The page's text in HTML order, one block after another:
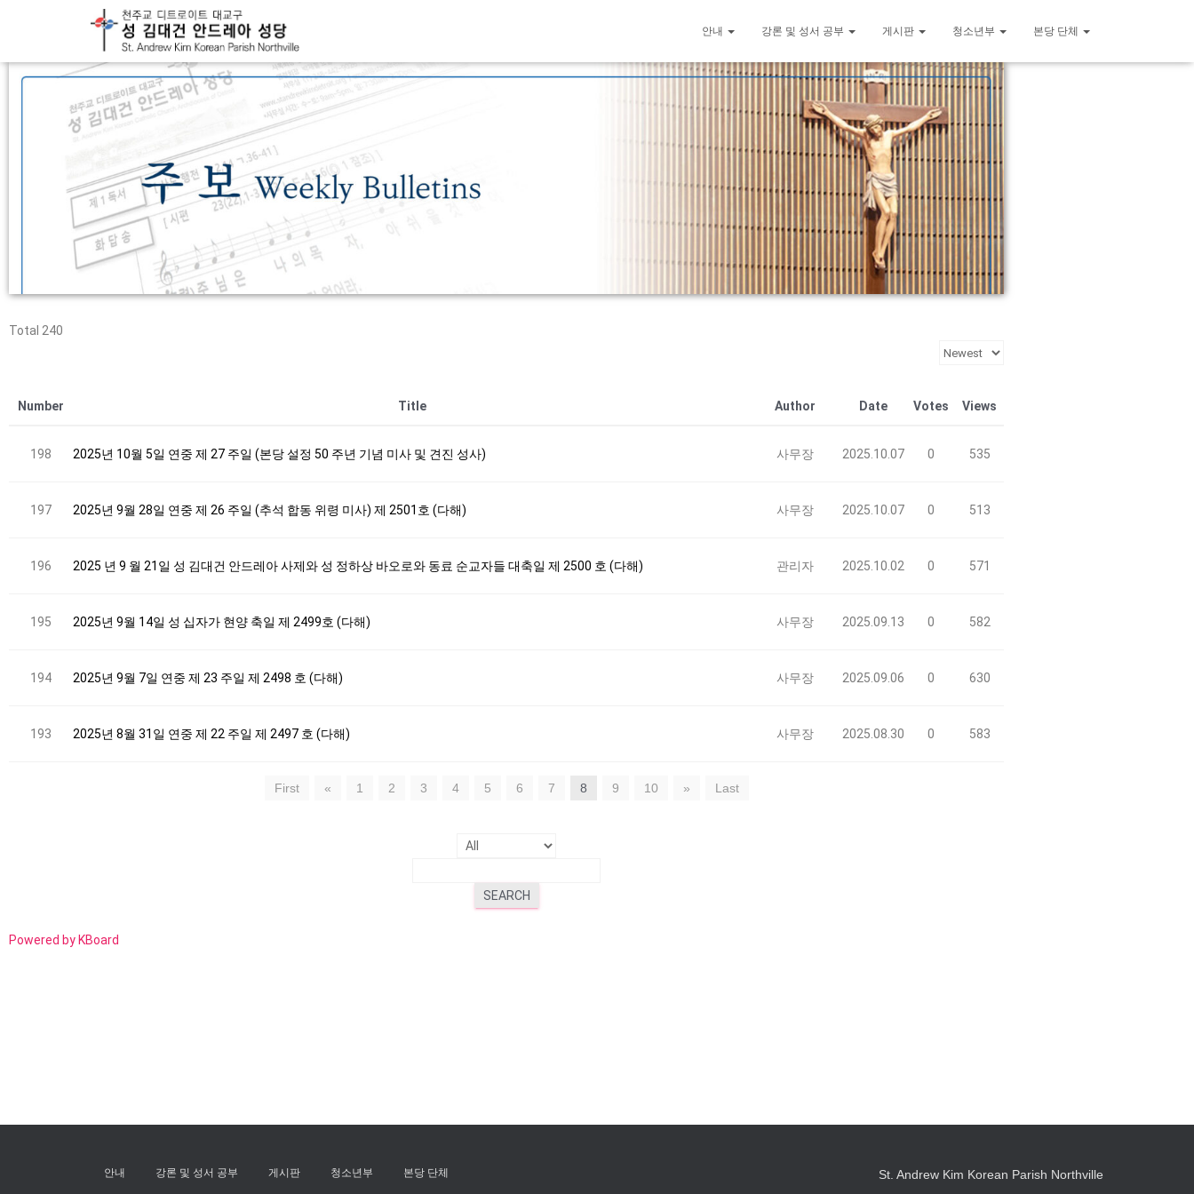
안내 강론 및 성서 공부 게시판 청소년부 본당 단체
Total 240
Number Title Author Date Votes Views
198 2025년 10월 5일 연중 제 27 주일 (본당 설정 50 주년 기념 미사 및 견진 성사) 사무장 2025.10.07 0 535
197 2025년 9월 28일 연중 제 26 주일 (추석 합동 위령 미사) 제 2501호 (다해) 사무장 2025.10.07 0 513
196 2025 년 9 월 21일 성 김대건 안드레아 사제와 성 정하상 바오로와 동료 순교자들 대축일 제 2500 호 (다해) 관리자 2025.10.02 0 571
195 2025년 9월 14일 성 십자가 현양 축일 제 2499호 (다해) 사무장 2025.09.13 0 582
194 2025년 9월 7일 연중 제 23 주일 제 2498 호 (다해) 사무장 2025.09.06 0 630
193 2025년 8월 31일 연중 제 22 주일 제 2497 호 (다해) 사무장 2025.08.30 0 583
First « 1 2 3 4 5 6 7 8 9 10 » Last
SEARCH
Powered by KBoard
안내 강론 및 성서 공부 게시판 청소년부 본당 단체 St. Andrew Kim Korean Parish Northville